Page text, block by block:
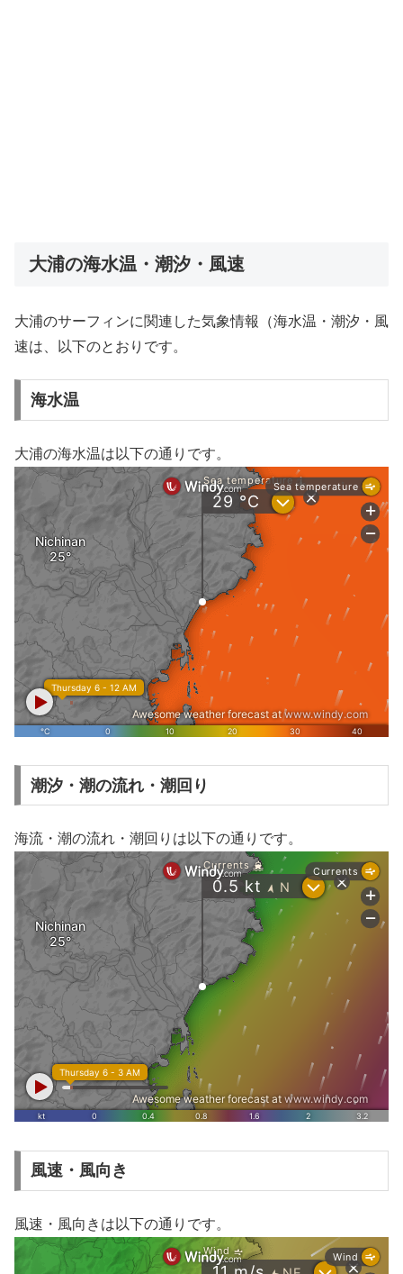
大浦の海水温・潮汐・風速
大浦のサーフィンに関連した気象情報（海水温・潮汐・風
速は、以下のとおりです。
海水温
大浦の海水温は以下の通りです。
潮汐・潮の流れ・潮回り
海流・潮の流れ・潮回りは以下の通りです。
風速・風向き
風速・風向きは以下の通りです。